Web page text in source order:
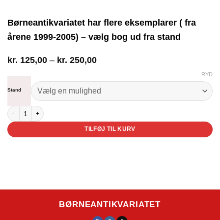
Børneantikvariatet har flere eksemplarer ( fra
årene 1999-2005) – vælg bog ud fra stand
kr. 125,00 – kr. 250,00Prisinterval:
kr. 250,00
Stand
RYD
Der var engang - for de yngste antal
TILFØJ TIL KURV
BØRNEANTIKVARIATET